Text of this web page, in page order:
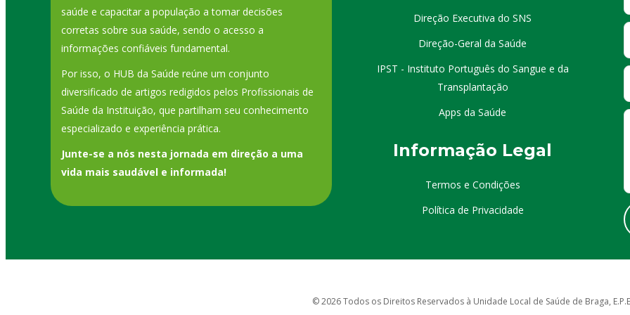
saúde e capacitar a população a tomar decisões
corretas sobre sua saúde, sendo o acesso a
informações confiáveis fundamental.
Por isso, o HUB da Saúde reúne um conjunto
diversificado de artigos redigidos pelos Profissionais de
Saúde da Instituição, que partilham seu conhecimento
especializado e experiência prática.
Junte-se a nós nesta jornada em direção a uma
vida mais saudável e informada!
Direção Executiva do SNS
Direção-Geral da Saúde
IPST - Instituto Português do Sangue e da
Transplantação
Apps da Saúde
Informação Legal
Termos e Condições
Política de Privacidade
© 2026 Todos os Direitos Reservados à Unidade Local de Saúde de Braga,